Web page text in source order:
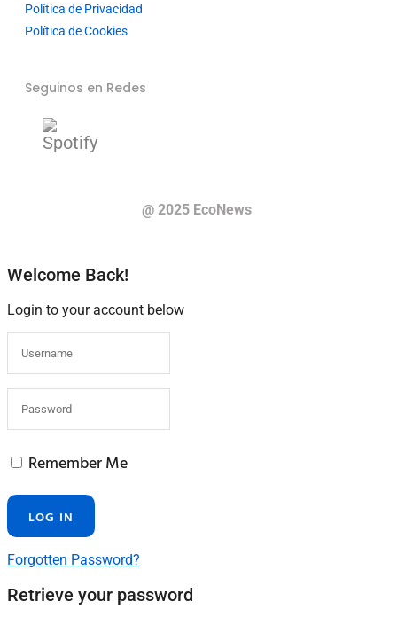
Política de Privacidad
Política de Cookies
Seguinos en Redes
@ 2025 EcoNews
Welcome Back!
Login to your account below
Remember Me
Forgotten Password?
Retrieve your password